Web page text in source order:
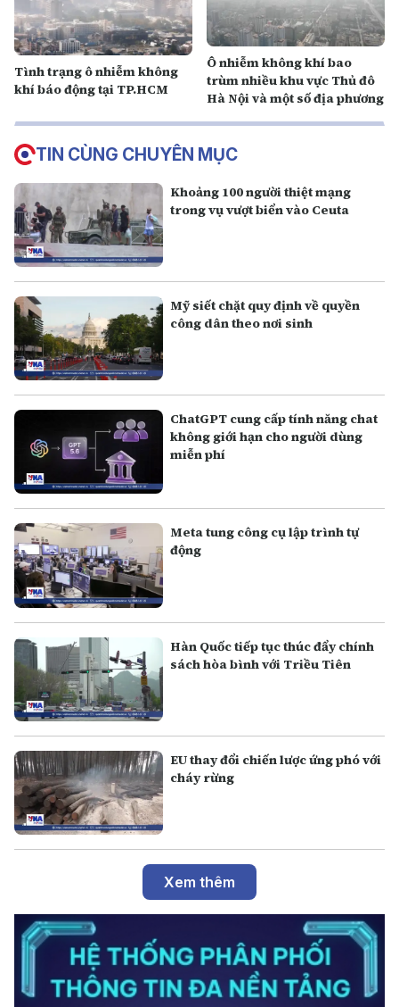
Tình trạng ô nhiễm không
khí báo động tại TP.HCM
Ô nhiễm không khí bao
trùm nhiều khu vực Thủ đô
Hà Nội và một số địa phương
TIN CÙNG CHUYÊN MỤC
Khoảng 100 người thiệt mạng
trong vụ vượt biển vào Ceuta
Mỹ siết chặt quy định về quyền
công dân theo nơi sinh
ChatGPT cung cấp tính năng chat
không giới hạn cho người dùng
miễn phí
Meta tung công cụ lập trình tự
động
Hàn Quốc tiếp tục thúc đẩy chính
sách hòa bình với Triều Tiên
EU thay đổi chiến lược ứng phó với
cháy rừng
Xem thêm